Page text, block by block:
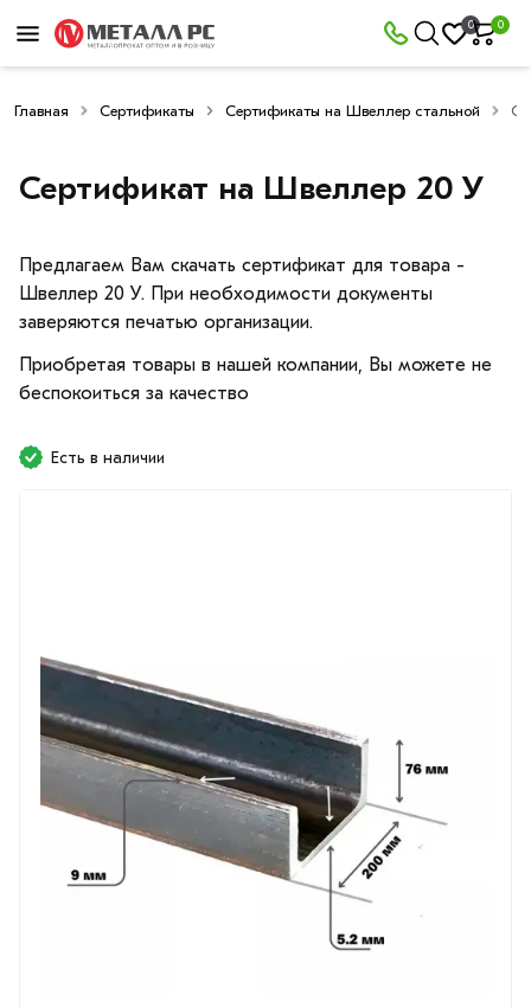
0 0
Главная Сертификаты Сертификаты на Швеллер стальной
Сертификат на Швеллер 20 У
Предлагаем Вам скачать сертификат для товара -
Швеллер 20 У. При необходимости документы
заверяются печатью организации.
Приобретая товары в нашей компании, Вы можете не
беспокоиться за качество
Есть в наличии